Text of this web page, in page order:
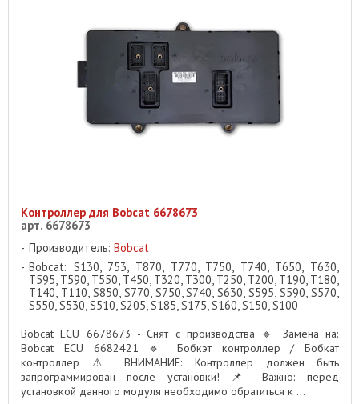
Контроллер для Bobcat 6678673
арт. 6678673
Производитель: Bobcat
Bobcat: S130, 753, T870, T770, T750, T740, T650, T630,
T595, T590, T550, T450, T320, T300, T250, T200, T190, T180,
T140, T110, S850, S770, S750, S740, S630, S595, S590, S570,
S550, S530, S510, S205, S185, S175, S160, S150, S100
Bobcat ECU 6678673 - Снят с производства 🔹 Замена на:
Bobcat ECU 6682421 🔹 Бобкэт контроллер / Бобкат
контроллер ⚠ ВНИМАНИЕ: Контроллер должен быть
запрограммирован после установки! 📌 Важно: перед
установкой данного модуля необходимо обратиться к ...